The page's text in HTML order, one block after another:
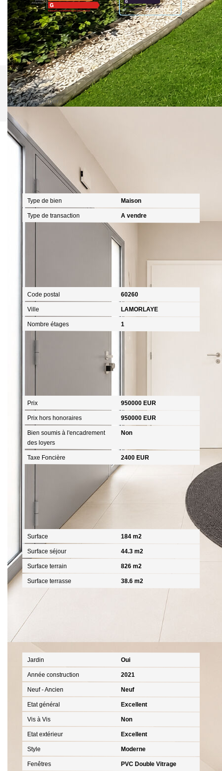
Montant estimé des dépenses annuelles d'énergie pour un
usage standard entre 960€ et 1320€. indexées aux années
2021,2022 et 2023 (abonnement compris).
Imprimer
Partager Calculer mon budget
Caractéristiques détaillées
Général
Type de bien Maison
Type de transaction A vendre
Code postal 60260
Ville LAMORLAYE
Nombre étages 1
Prix 950000 EUR
Prix hors honoraires 950000 EUR
Bien soumis à l'encadrement
des loyers
Non
Taxe Foncière 2400 EUR
Surfaces
Surface 184 m2
Surface séjour 44.3 m2
Surface terrain 826 m2
Surface terrasse 38.6 m2
Jardin Oui
Année construction 2021
Neuf - Ancien Neuf
Etat général Excellent
Vis à Vis Non
Etat extérieur Excellent
Style Moderne
Fenêtres PVC Double Vitrage